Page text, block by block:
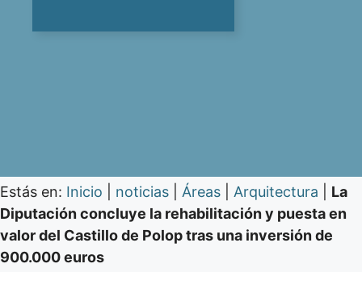
Estás en: Inicio noticias Áreas Arquitectura
La
Diputación concluye la rehabilitación y puesta en
valor del Castillo de Polop tras una inversión de
900.000 euros